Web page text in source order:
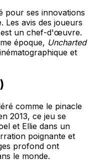
pour ses innovations
Les avis des joueurs
un chef-d'œuvre.
époque, Uncharted
et
comme le pinacle
2013, ce jeu se
et Ellie dans un
poignante et
profond ont
le monde.